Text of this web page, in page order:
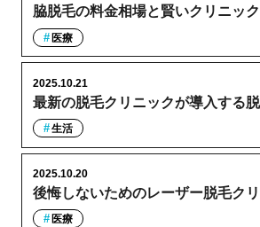
脇脱毛の料金相場と賢いクリニッ
医療
最新の脱毛クリニックが導入する
2025.10.21
生活
後悔しないためのレーザー脱毛ク
2025.10.20
医療